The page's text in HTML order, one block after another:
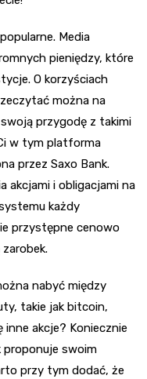
Media
pieniędzy, które
O korzyściach
można na
przygodę z takimi
w tym platforma
przez Saxo Bank.
akcjami i obligacjami na
każdy
przystępne cenowo
nabyć między
takie jak bitcoin,
inne akcje? Koniecznie
swoim
przy tym dodać, że